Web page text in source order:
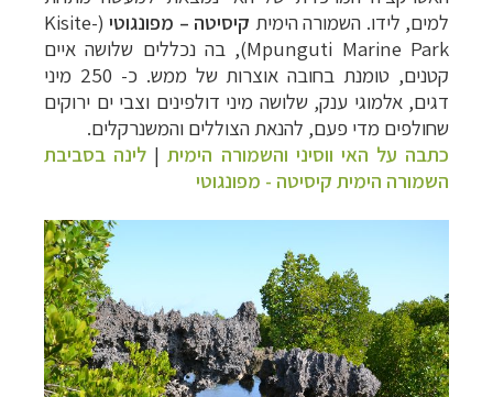
למים, לידו. השמורה הימית קיסיטה – מפונגוטי(
Kisite-
Mpunguti Marine Park), בה נכללים שלושה איים
קטנים, טומנת בחובה אוצרות של ממש. כ- 250 מיני
דגים,אלמוגי ענק, שלושה מיני דולפינים וצבי ים ירוקים
שחולפים מדי פעם, להנאת הצוללים והמשנרקלים.
כתבה על האי ווסיני והשמורה הימית| לינה בסביבת
השמורה הימית קיסיטה - מפונגוטי